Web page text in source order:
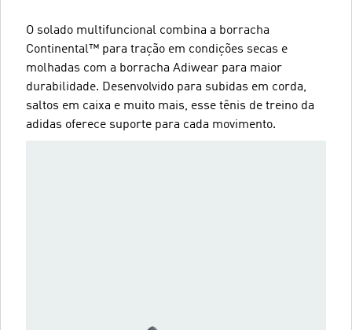
O solado multifuncional combina a borracha
Continental™ para tração em condições secas e
molhadas com a borracha Adiwear para maior
durabilidade. Desenvolvido para subidas em corda,
saltos em caixa e muito mais, esse tênis de treino da
adidas oferece suporte para cada movimento.